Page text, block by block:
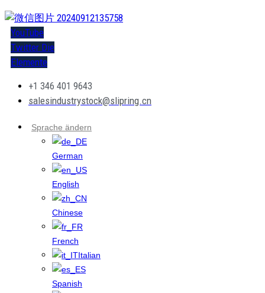
YouTube
Twitter Die
Elemente
+1 346 401 9643
salesindustrystock@slipring.cn
Sprache ändern
German
English
Chinese
French
Italian
Spanish